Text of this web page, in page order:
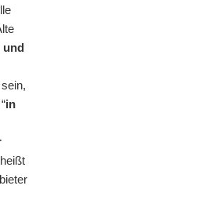
und
sein,
in